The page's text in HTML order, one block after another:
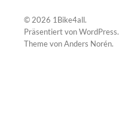
© 2026 1Bike4all.
Präsentiert vonWordPress.
Theme vonAnders Norén.